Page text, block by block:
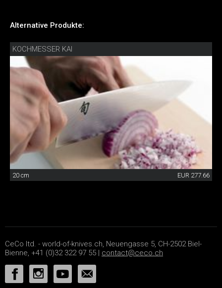
Alternative Produkte:
KOCHMESSER KAI
20 cm EUR 277.66
CeCo ltd. - world-of-knives.ch, Neuengasse 5, CH-2502 Biel-
Bienne, +41 (0)32 322 97 55 | contact@ceco.ch